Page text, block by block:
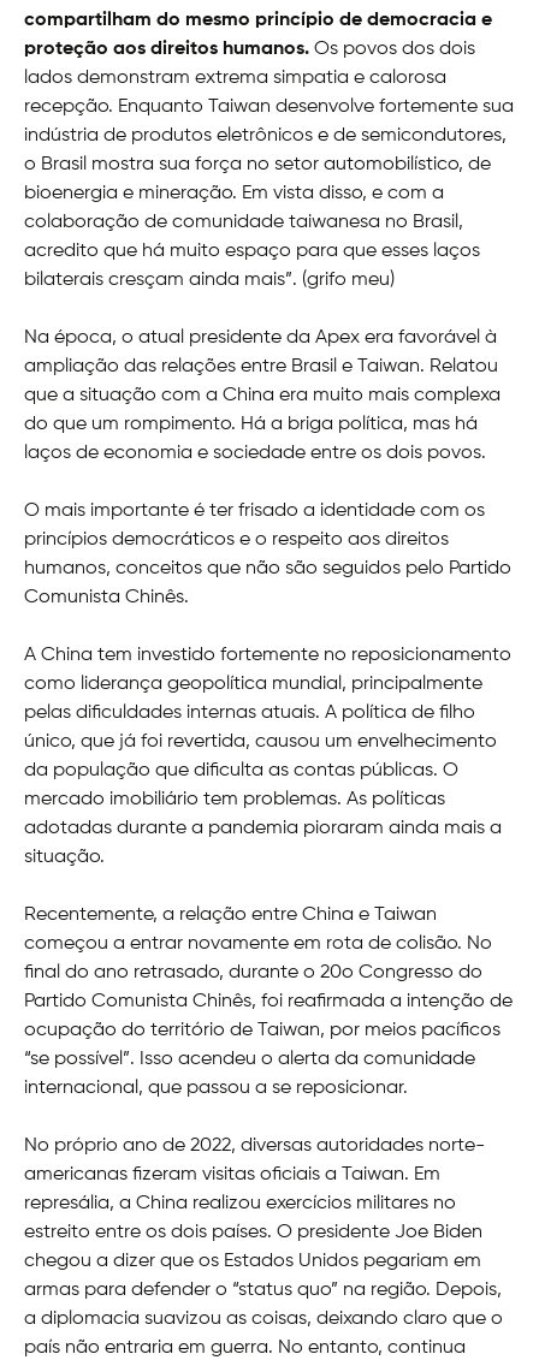
compartilham do mesmo princípio de democracia e
proteção aos direitos humanos. Os povos dos dois
lados demonstram extrema simpatia e calorosa
recepção. Enquanto Taiwan desenvolve fortemente sua
indústria de produtos eletrônicos e de semicondutores,
o Brasil mostra sua força no setor automobilístico, de
bioenergia e mineração. Em vista disso, e com a
colaboração de comunidade taiwanesa no Brasil,
acredito que há muito espaço para que esses laços
bilaterais cresçam ainda mais”. (grifo meu)
Na época, o atual presidente da Apex era favorável à
ampliação das relações entre Brasil e Taiwan. Relatou
que a situação com a China era muito mais complexa
do que um rompimento. Há a briga política, mas há
laços de economia e sociedade entre os dois povos.
O mais importante é ter frisado a identidade com os
princípios democráticos e o respeito aos direitos
humanos, conceitos que não são seguidos pelo Partido
Comunista Chinês.
A China tem investido fortemente no reposicionamento
como liderança geopolítica mundial, principalmente
pelas dificuldades internas atuais. A política de filho
único, que já foi revertida, causou um envelhecimento
da população que dificulta as contas públicas. O
mercado imobiliário tem problemas. As políticas
adotadas durante a pandemia pioraram ainda mais a
situação.
Recentemente, a relação entre China e Taiwan
começou a entrar novamente em rota de colisão. No
final do ano retrasado, durante o 20o Congresso do
Partido Comunista Chinês, foi reafirmada a intenção de
ocupação do território de Taiwan, por meios pacíficos
“se possível”. Isso acendeu o alerta da comunidade
internacional, que passou a se reposicionar.
No próprio ano de 2022, diversas autoridades norte-
americanas fizeram visitas oficiais a Taiwan. Em
represália, a China realizou exercícios militares no
estreito entre os dois países. O presidente Joe Biden
chegou a dizer que os Estados Unidos pegariam em
armas para defender o “status quo” na região. Depois,
a diplomacia suavizou as coisas, deixando claro que o
país não entraria em guerra. No entanto, continua